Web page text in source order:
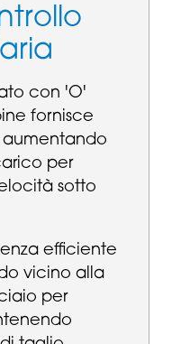
con 'O'
fornisce
aumentando
per
sotto
efficiente
vicino alla
per